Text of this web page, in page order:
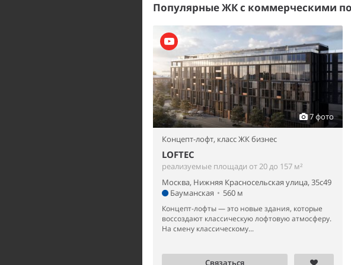
Популярные ЖК с коммерческими
7 фото
Концепт-лофт, класс ЖК бизнес
LOFTEC
реализуемые площади от 20 до 157 м²
Москва, Нижняя Красносельская улица, 35с49
Бауманская • 560 м
Концепт-лофты — это новые здания, которые
воссоздают классическую лофтовую атмосферу.
На смену классическому...
Связаться